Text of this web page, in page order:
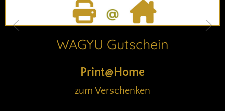
WAGYU Gutschein
Print@Home
zum Verschenken